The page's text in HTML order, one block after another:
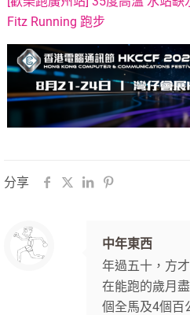
Fitz Running 跑步
分享
中年東西
年過五十，方
在能跑的歲月
個全馬及4個百